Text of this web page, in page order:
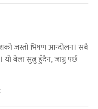
जस्तो भिषण आन्दोलन। सबै
बेला सुत्नु हुँदैन, जाग्नु पर्छ